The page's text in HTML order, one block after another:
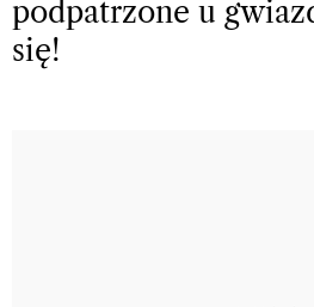
podpatrzone u
się!